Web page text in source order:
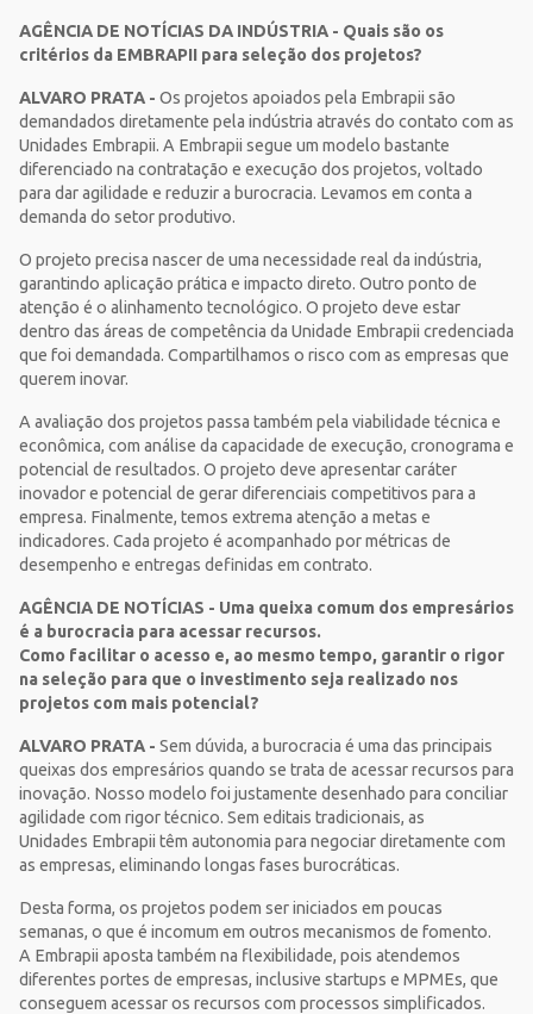
AGÊNCIA DE NOTÍCIAS DA INDÚSTRIA - Quais são os
critérios da EMBRAPII para seleção dos projetos?
ALVARO PRATA - Os projetos apoiados pela Embrapii são
demandados diretamente pela indústria através do contato com as
Unidades Embrapii. A Embrapii segue um modelo bastante
diferenciado na contratação e execução dos projetos, voltado
para dar agilidade e reduzir a burocracia. Levamos em conta a
demanda do setor produtivo.
O projeto precisa nascer de uma necessidade real da indústria,
garantindo aplicação prática e impacto direto. Outro ponto de
atenção é o alinhamento tecnológico. O projeto deve estar
dentro das áreas de competência da Unidade Embrapii credenciada
que foi demandada. Compartilhamos o risco com as empresas que
querem inovar.
A avaliação dos projetos passa também pela viabilidade técnica e
econômica, com análise da capacidade de execução, cronograma e
potencial de resultados. O projeto deve apresentar caráter
inovador e potencial de gerar diferenciais competitivos para a
empresa. Finalmente, temos extrema atenção a metas e
indicadores. Cada projeto é acompanhado por métricas de
desempenho e entregas definidas em contrato.
AGÊNCIA DE NOTÍCIAS - Uma queixa comum dos empresários
é a burocracia para acessar recursos.
Como facilitar o acesso e, ao mesmo tempo, garantir o rigor
na seleção para que o investimento seja realizado nos
projetos com mais potencial?
ALVARO PRATA - Sem dúvida, a burocracia é uma das principais
queixas dos empresários quando se trata de acessar recursos para
inovação. Nosso modelo foi justamente desenhado para conciliar
agilidade com rigor técnico. Sem editais tradicionais, as
Unidades Embrapii têm autonomia para negociar diretamente com
as empresas, eliminando longas fases burocráticas.
Desta forma, os projetos podem ser iniciados em poucas
semanas, o que é incomum em outros mecanismos de fomento.
A Embrapii aposta também na flexibilidade, pois atendemos
diferentes portes de empresas, inclusive startups e MPMEs, que
conseguem acessar os recursos com processos simplificados.